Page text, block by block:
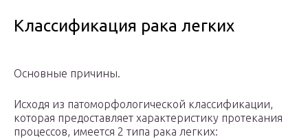
Классификация рака легких
Основные причины.
Исходя из патоморфологической классификации,
которая предоставляет характеристику протекания
процессов, имеется 2 типа рака легких: